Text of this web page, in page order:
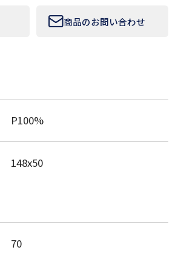
コーポレートサイト
商品のお問い合わせ
P100%
148x50
70